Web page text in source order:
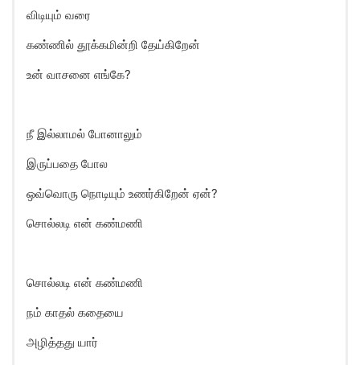
விடியும் வரை
கண்ணில் தூக்கமின்றி தேய்கிறேன்
உன் வாசனை எங்கே?
நீ இல்லாமல் போனாலும்
இருப்பதை போல
ஒவ்வொரு நொடியும் உணர்கிறேன் ஏன்?
சொல்லடி என் கண்மணி
சொல்லடி என் கண்மணி
நம் காதல் கதையை
அழித்தது யார்